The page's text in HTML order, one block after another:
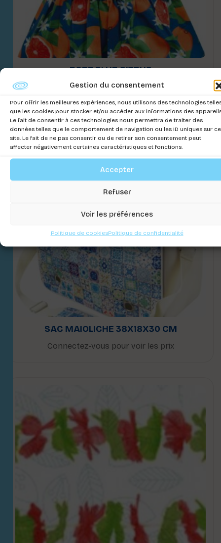
Gestion du consentement
Pour offrir les meilleures expériences, nous utilisons des technologies
que les cookies pour stocker et/ou accéder aux informations des
Le fait de consentir à ces technologies nous permettra de traiter des
données telles que le comportement de navigation ou les ID uniques sur ce
site. Le fait de ne pas consentir ou de retirer son consentement peut
affecter négativement certaines caractéristiques et fonctions.
Accepter
Refuser
Voir les préférences
Politique de cookiesPolitique de confidentialité
ROBE BLUE CITRUS
Connectez-vous pour voir les prix
SAC MAIOLICHE 38X18X30 CM
Connectez-vous pour voir les prix